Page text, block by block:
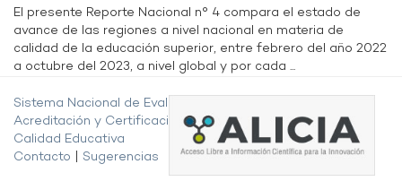
El presente Reporte Nacional n° 4 compara el estado de
avance de las regiones a nivel nacional en materia de
calidad de la educación superior, entre febrero del año 2022
a octubre del 2023, a nivel global y por cada ...
Sistema Nacional de Evaluación,
Acreditación y Certificación de la
Calidad Educativa
Contacto
Sugerencias